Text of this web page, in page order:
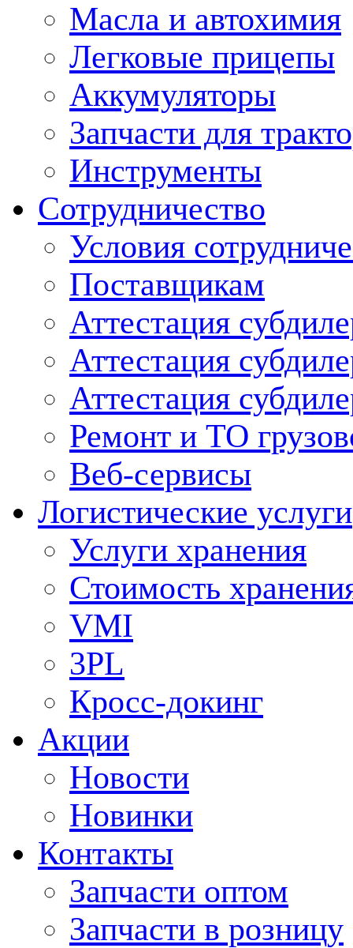
Масла и автохимия
Легковые прицепы
Аккумуляторы
Запчасти для
Инструменты
Сотрудничество
Условия
Поставщикам
Аттестация
Аттестация
Аттестация
Ремонт и ТО
Веб-сервисы
Логистические услуги
Услуги хранения
Стоимость
VMI
3PL
Кросс-докинг
Акции
Новости
Новинки
Контакты
Запчасти оптом
Запчасти в розницу